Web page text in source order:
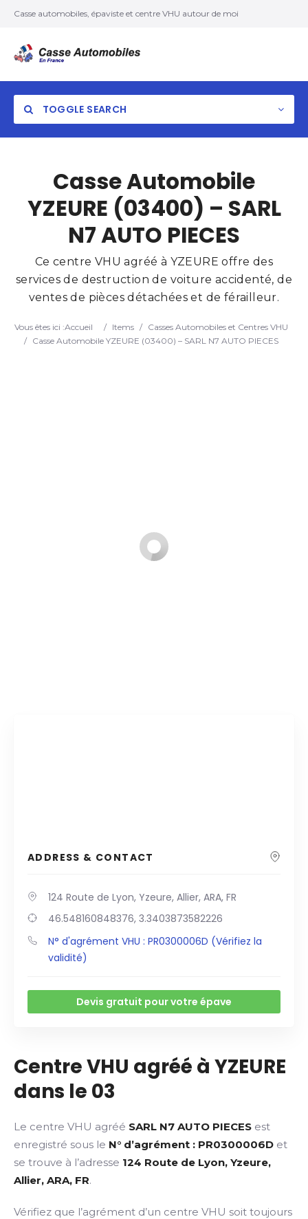
Casse automobiles, épaviste et centre VHU autour de moi
TOGGLE SEARCH
Search
Casse Automobile
YZEURE (03400) – SARL
N7 AUTO PIECES
Ce centre VHU agréé à YZEURE offre des
services de destruction de voiture accidenté, de
ventes de pièces détachées et de férailleur.
Vous êtes ici :Accueil / Items / Casses Automobiles et Centres VHU
/ Casse Automobile YZEURE (03400) – SARL N7 AUTO PIECES
ADDRESS & CONTACT
124 Route de Lyon, Yzeure, Allier, ARA, FR
46.548160848376, 3.3403873582226
N° d'agrément VHU : PR0300006D (Vérifiez la
validité)
Devis gratuit pour votre épave
Centre VHU agréé à YZEURE
dans le 03
Le centre VHU agréé SARL N7 AUTO PIECES est
enregistré sous le N° d’agrément : PR0300006D et
se trouve à l’adresse 124 Route de Lyon, Yzeure,
Allier, ARA, FR.
Vérifiez que l’agrément d’un centre VHU soit toujours